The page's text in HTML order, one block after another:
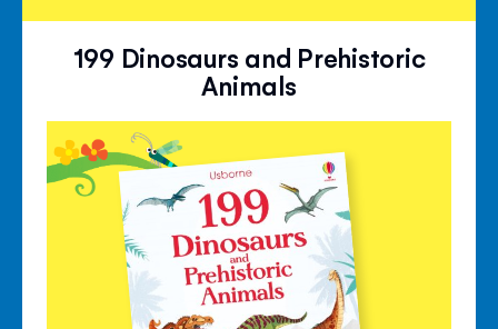
199 Dinosaurs and Prehistoric
Animals